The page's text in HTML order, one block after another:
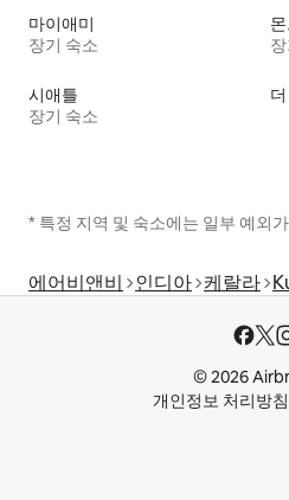
마이애미
장기 숙소
시애틀
장기 숙소
* 특정 지역 및 숙소에는 일부 예외
에어비앤비 인디아 케랄라
© 2026
개인정보 처리방침